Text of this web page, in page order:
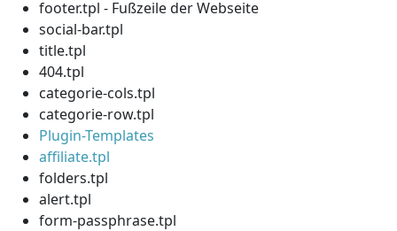
footer.tpl - Fußzeile der Webseite
social-bar.tpl
title.tpl
404.tpl
categorie-cols.tpl
categorie-row.tpl
Plugin-Templates
affiliate.tpl
folders.tpl
alert.tpl
form-passphrase.tpl